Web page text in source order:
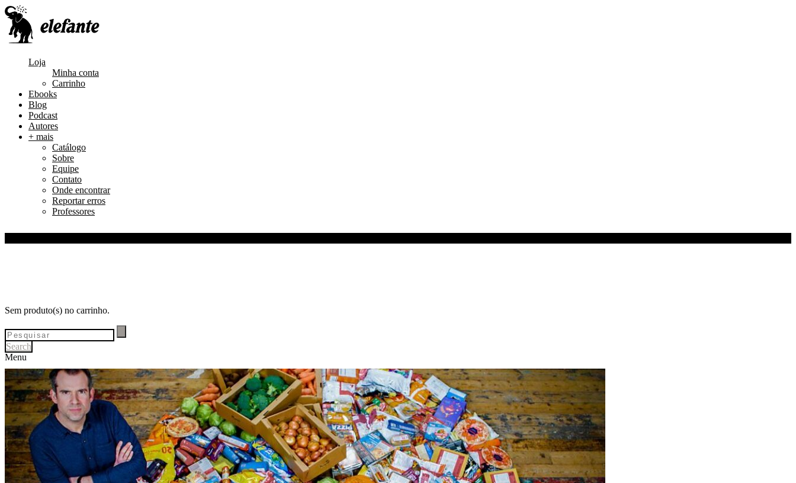
Loja
Minha conta
Carrinho
Ebooks
Blog
Podcast
Autores
+ mais
Catálogo
Sobre
Equipe
Contato
Onde encontrar
Reportar erros
Professores
Sem produto(s) no carrinho.
Search
Menu